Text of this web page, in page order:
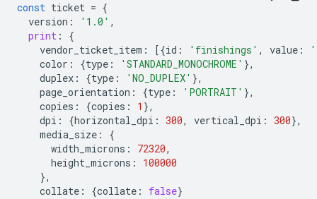
const ticket = {
version : '1.0' ,
print :
{
vendor_ticket_item : [{id : 'finishings' , value :
color : {type : 'STANDARD_MONOCHROME' },
duplex : {type : 'NO_DUPLEX' },
page_orientation : {type : 'PORTRAIT' },
copies : {copies : 1 },
dpi : {horizontal_dpi : 300, vertical_dpi : 300},
media_size :
{
width_microns : 72320,
height_microns :
100000
},
collate : {collate : false}